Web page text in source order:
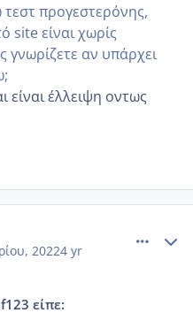
προγεστερόνης,
site είναι χωρίς
αν υπάρχει
έλλειψη οντως
20224 yr
είπε: